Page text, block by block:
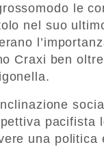
le
nel suo
Craxi ben oltre
pacifista
una politica